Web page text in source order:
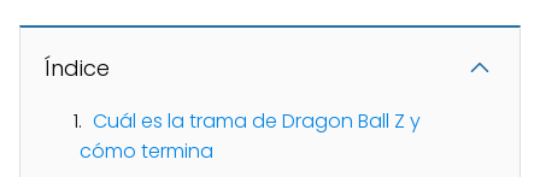
Índice
Cuál es la trama de Dragon Ball Z y
cómo termina